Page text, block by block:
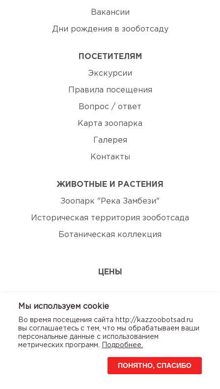
Вакансии
Дни рождения в зооботсаду
ПОСЕТИТЕЛЯМ
Экскурсии
Правила посещения
Вопрос / ответ
Карта зоопарка
Галерея
Контакты
ЖИВОТНЫЕ И РАСТЕНИЯ
Зоопарк "Река Замбези"
Историческая территория зооботсада
Ботаническая коллекция
ЦЕНЫ
КОНТАКТЫ
© Казанский зооботсад. 2020г. Использование сайта
означает согласие с
Мы используем сookie
Во время посещения сайта http://kazzoobotsad.ru
вы соглашаетесь с тем, что мы обрабатываем ваши
персональные данные с использованием
метрических программ.
Подробнее.
ПОНЯТНО, СПАСИБО